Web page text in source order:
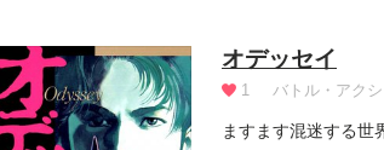
オデッセイ
1 バトル・アク
ますます混迷する世